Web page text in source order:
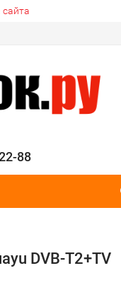
88
DVB-T2+TV